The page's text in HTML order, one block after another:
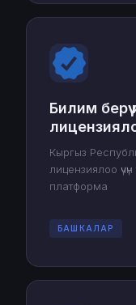
Билим берүү
Кыргыз
лицензиялоо үчүн
платформа
БАШКАЛАР